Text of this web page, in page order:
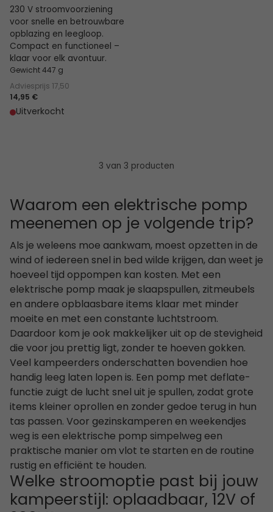
230 V stroomvoorziening
voor snelle en betrouwbare
opblazing en leegloop.
Compact en functioneel –
klaar voor elk avontuur.
Gewicht 447 g
Adviesprijs 17,50
14,95 €
Uitverkocht
3 van 3 producten
Waarom een elektrische pomp
meenemen op je volgende trip?
Als je weleens moe aankwam, moest opzetten in de
wind of iedereen snel in bed wilde krijgen, dan weet je
hoeveel tijd oppompen kan kosten. Met een
elektrische pomp maak je slaapspullen, zitmeubels
en andere opblaasbare items klaar met minder
moeite en met een constante luchtstroom.
Daardoor kom je ook makkelijker uit op de stevigheid
die voor jou prettig ligt, zonder te hoeven gokken.
Veel kampeerders onderschatten bovendien hoe
handig leeg laten lopen is. Een pomp met deflate-
functie zuigt de lucht snel uit je spullen, zodat grote
items kleiner oprollen en zonder gedoe terug in hun
tas passen. Voor gezinskamperen en weekendjes
weg is een elektrische pomp simpelweg een
praktische manier om vlot te starten en de routine
rustig en efficiënt te houden.
Welke stroomoptie past bij jouw
kampeerstijl: oplaadbaar, 12V of